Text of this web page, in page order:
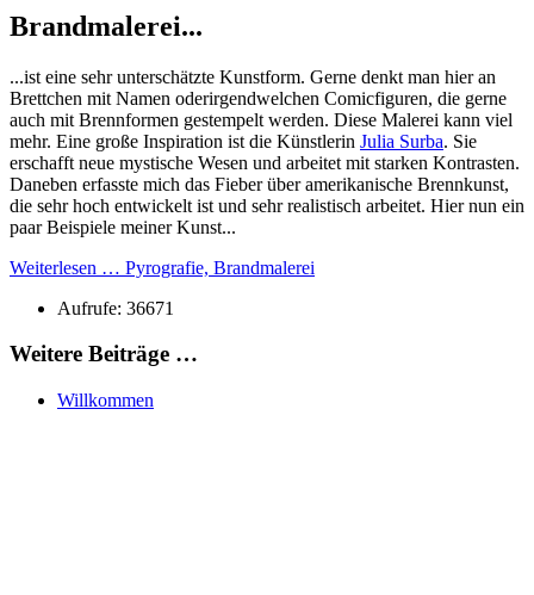
Brandmalerei...
...ist eine sehr unterschätzte Kunstform. Gerne denkt man hier an
Brettchen mit Namen oderirgendwelchen Comicfiguren, die gerne
auch mit Brennformen gestempelt werden. Diese Malerei kann viel
mehr. Eine große Inspiration ist die Künstlerin Julia Surba. Sie
erschafft neue mystische Wesen und arbeitet mit starken Kontrasten.
Daneben erfasste mich das Fieber über amerikanische Brennkunst,
die sehr hoch entwickelt ist und sehr realistisch arbeitet. Hier nun ein
paar Beispiele meiner Kunst...
Weiterlesen … Pyrografie, Brandmalerei
Aufrufe: 36671
Weitere Beiträge …
Willkommen